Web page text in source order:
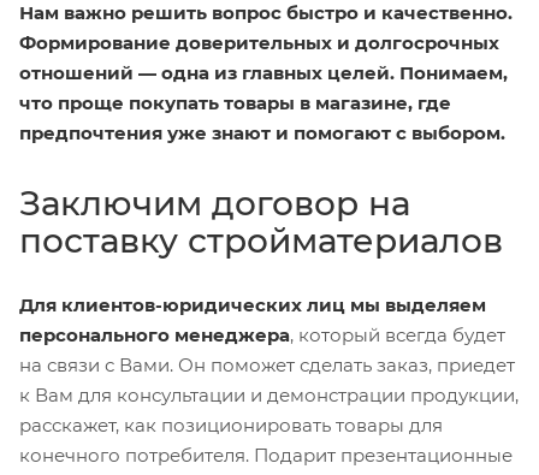
Нам важно решить вопрос быстро и качественно.
Формирование доверительных и долгосрочных
отношений — одна из главных целей. Понимаем,
что проще покупать товары в магазине, где
предпочтения уже знают и помогают с выбором.
Заключим договор на
поставку стройматериалов
Для клиентов-юридических лиц мы выделяем
персонального менеджера, который всегда будет
на связи с Вами. Он поможет сделать заказ, приедет
к Вам для консультации и демонстрации продукции,
расскажет, как позиционировать товары для
конечного потребителя. Подарит презентационные